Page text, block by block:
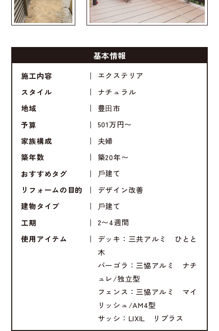
基本情報
施工内容
エクステリア
スタイル
ナチュラル
地域
豊⽥市
予算
501万円〜
家族構成
夫婦
築年数
築20年〜
おすすめタグ
⼾建て
リフォームの目的
デザイン改善
建物タイプ
⼾建て
工期
2〜4週間
使用アイテム
デッキ：三共アルミ ひとと
木
バーゴラ：三協アルミ ナチ
ュレ/独立型
フェンス：三協アルミ マイ
リッシュ/AM4型
サッシ：LIXIL リプラス